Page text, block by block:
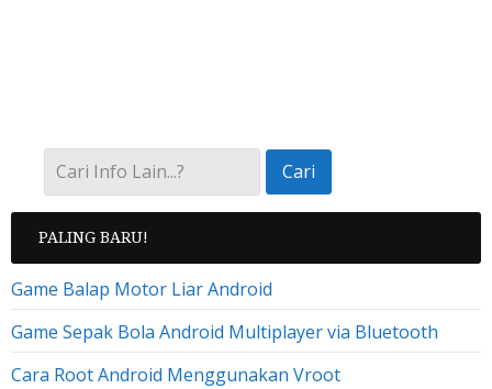
PALING BARU!
Game Balap Motor Liar Android
Game Sepak Bola Android Multiplayer via Bluetooth
Cara Root Android Menggunakan Vroot